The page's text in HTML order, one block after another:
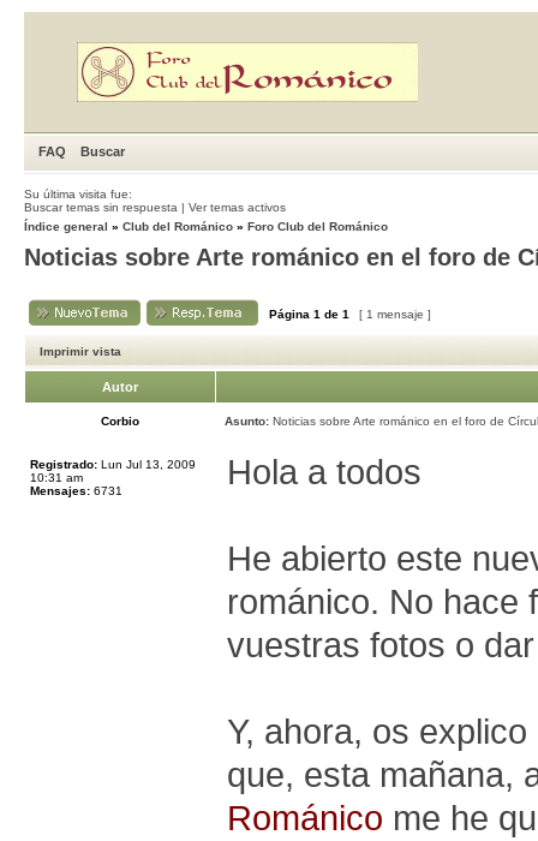
FAQ Buscar
Su última visita fue:
Buscar temas sin respuesta | Ver temas activos
Índice general » Club del Románico » Foro Club del Románico
Noticias sobre Arte románico en el foro de
Página 1 de 1 [ 1 mensaje ]
Imprimir vista
Autor
Corbio Asunto: Noticias sobre Arte románico en el foro de
Registrado: Lun Jul 13, 2009
10:31 am
Mensajes: 6731 Hola a todos
He abierto este
románico. No hace
vuestras fotos o
Y, ahora, os
que, esta mañana,
Románico me he